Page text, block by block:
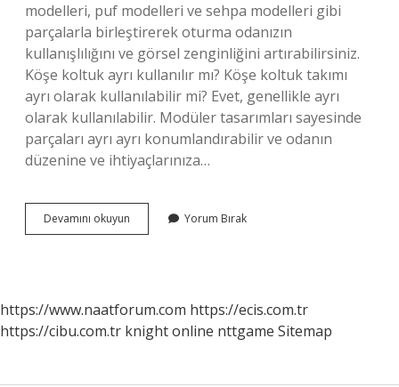
modelleri, puf modelleri ve sehpa modelleri gibi
parçalarla birleştirerek oturma odanızın
kullanışlılığını ve görsel zenginliğini artırabilirsiniz.
Köşe koltuk ayrı kullanılır mı? Köşe koltuk takımı
ayrı olarak kullanılabilir mi? Evet, genellikle ayrı
olarak kullanılabilir. Modüler tasarımları sayesinde
parçaları ayrı ayrı konumlandırabilir ve odanın
düzenine ve ihtiyaçlarınıza…
Devamını okuyun
Koltuk
Yorum Bırak
https://www.naatforum.com https://ecis.com.tr
https://cibu.com.tr knight online nttgame Sitemap